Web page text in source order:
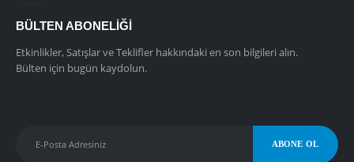
BÜLTEN ABONELIĞI
Etkinlikler, Satışlar ve Teklifler hakkındaki en son bilgileri alın.
Bülten için bugün kaydolun.